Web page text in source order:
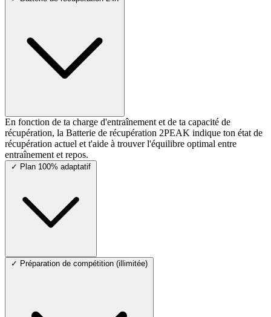
En fonction de ta charge d'entraînement et de ta capacité de
récupération, la Batterie de récupération 2PEAK indique ton état de
récupération actuel et t'aide à trouver l'équilibre optimal entre
entraînement et repos.
✓ Plan 100% adaptatif
✓ Préparation de compétition (illimitée)